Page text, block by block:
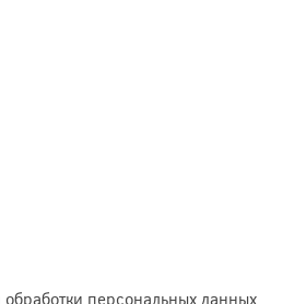
персональных данных